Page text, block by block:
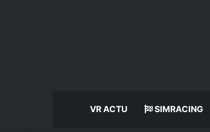
VR ACTU SIMRACING